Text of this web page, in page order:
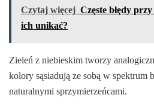
Czytaj więcej Częste błędy
ich unikać?
Zieleń z niebieskim tworzy
kolory sąsiadują ze sobą w spektrum
naturalnymi sprzymierzeńcami.